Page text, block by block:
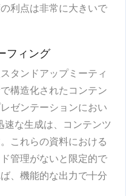
利点は非常に大きいで
フィング
タンドアップミーティ
構造化されたコンテン
ゼンテーションにおい
な生成は、コンテンツ
これらの資料における
管理がないと限定的で
、機能的な出力で十分